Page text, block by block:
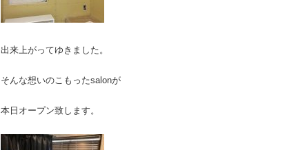
出来上がってゆきました。
そんな想いのこもったsalonが
本日オープン致します。